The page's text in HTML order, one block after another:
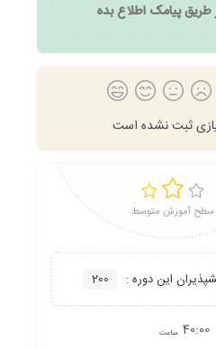
طریق پیامک اطلاع بده
ثبت نشده است
سطح آموزش متوسط
این دوره : 200
40:00 ساعت